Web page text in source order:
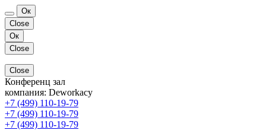
Ок
Close
Ок
Close
Close
Конференц зал
компания: Deworkacy
+7 (499) 110-19-79
+7 (499) 110-19-79
+7 (499) 110-19-79